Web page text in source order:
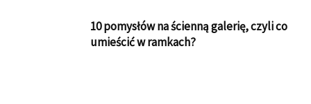
10 pomysłów na ścienną galerię, czyli co
umieścić w ramkach?